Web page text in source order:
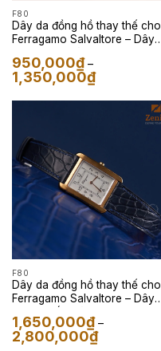
F80
Dây da đồng hồ thay thế cho
Ferragamo Salvaltore – Dây
950,000₫ –
1,350,000₫Khoảng
giá:
1,350,000₫
F80
Dây da đồng hồ thay thế cho
Ferragamo Salvaltore – Dây
1,650,000₫ –
2,800,000₫Khoảng
giá: